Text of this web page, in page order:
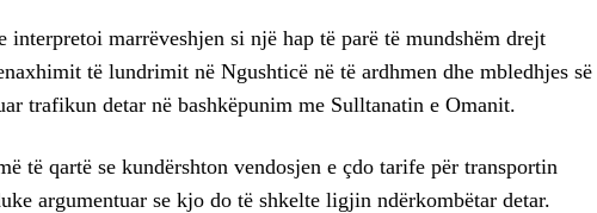
interpretoi marrëveshjen si një hap të parë të mundshëm drejt
të lundrimit në Ngushticë në të ardhmen dhe mbledhjes së
trafikun detar në bashkëpunim me Sulltanatin e Omanit.
të qartë se kundërshton vendosjen e çdo tarife për transportin
argumentuar se kjo do të shkelte ligjin ndërkombëtar detar.